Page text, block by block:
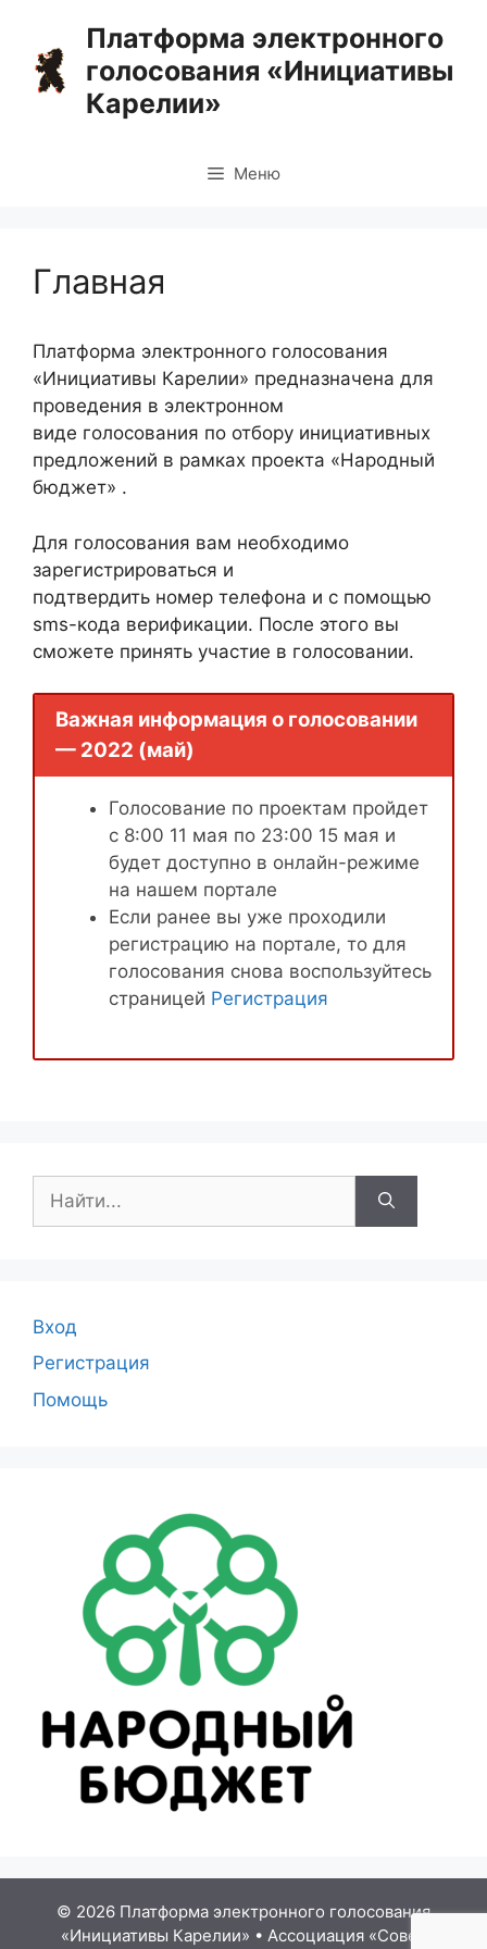
содержимому
Платформа электронного
голосования «Инициативы
Карелии»
Меню
Главная
Платформа электронного голосования
«Инициативы Карелии» предназначена для
проведения в электронном
виде голосования по отбору инициативных
предложений в рамках проекта «Народный
бюджет» .
Для голосования вам необходимо
зарегистрироваться и
подтвердить номер телефона и с помощью
sms-кода верификации. После этого вы
сможете принять участие в голосовании.
Важная информация о голосовании
— 2022 (май)
Голосование по проектам пройдет
с 8:00 11 мая по 23:00 15 мая и
будет доступно в онлайн-режиме
на нашем портале
Если ранее вы уже проходили
регистрацию на портале, то для
голосования снова воспользуйтесь
страницей Регистрация
Вход
Регистрация
Помощь
© 2026 Платформа электронного голосования
«Инициативы Карелии» • Ассоциация «Совет